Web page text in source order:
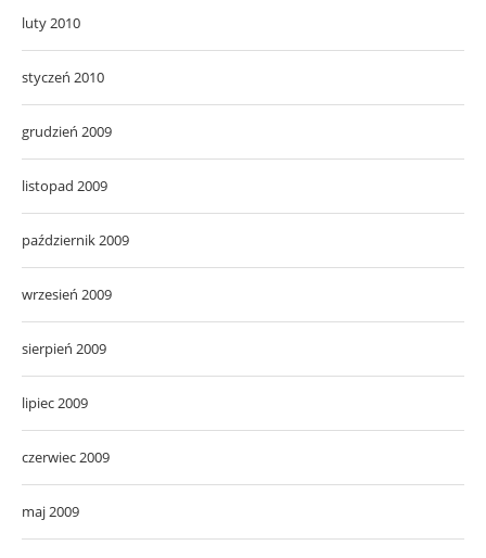
luty 2010
styczeń 2010
grudzień 2009
listopad 2009
październik 2009
wrzesień 2009
sierpień 2009
lipiec 2009
czerwiec 2009
maj 2009